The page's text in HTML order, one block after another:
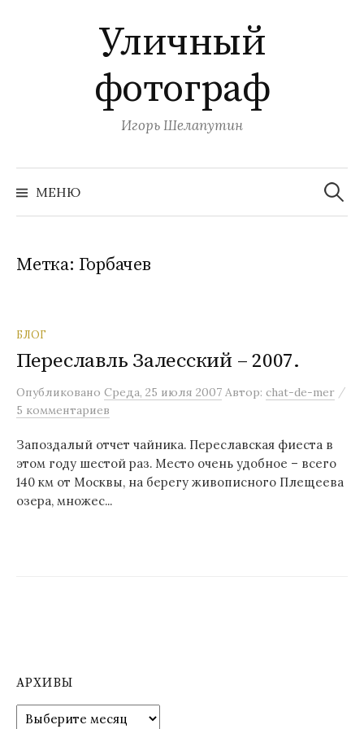
к
с
р
м
о
м
у
Уличный
фотограф
Игорь Шелапутин
МЕНЮ а
й
Метка: Горбачев
БЛОГ
Переславль Залесский – 2007.
Опубликовано Среда, 25 июля 2007 Автор: chat-de-mer /
5 комментариев
Запоздалый отчет чайника. Переславская фиеста в
этом году шестой раз. Место очень удобное – всего
140 км от Москвы, на берегу живописного Плещеева
озера, множес...
АРХИВЫ